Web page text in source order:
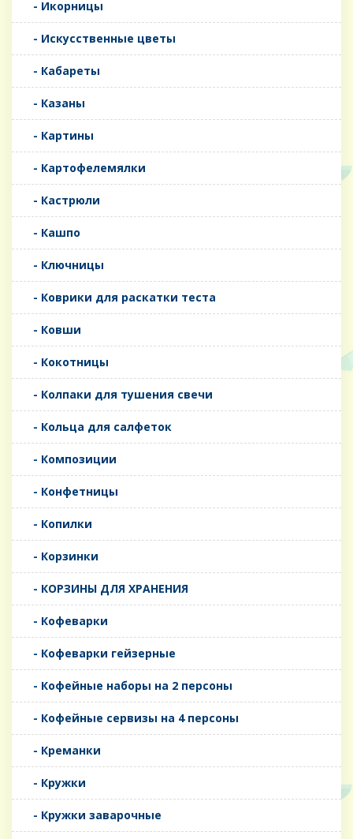
- Икорницы
- Искусственные цветы
- Кабареты
- Казаны
- Картины
- Картофелемялки
- Кастрюли
- Кашпо
- Ключницы
- Коврики для раскатки теста
- Ковши
- Кокотницы
- Колпаки для тушения свечи
- Кольца для салфеток
- Композиции
- Конфетницы
- Копилки
- Корзинки
- КОРЗИНЫ ДЛЯ ХРАНЕНИЯ
- Кофеварки
- Кофеварки гейзерные
- Кофейные наборы на 2 персоны
- Кофейные сервизы на 4 персоны
- Креманки
- Кружки
- Кружки заварочные